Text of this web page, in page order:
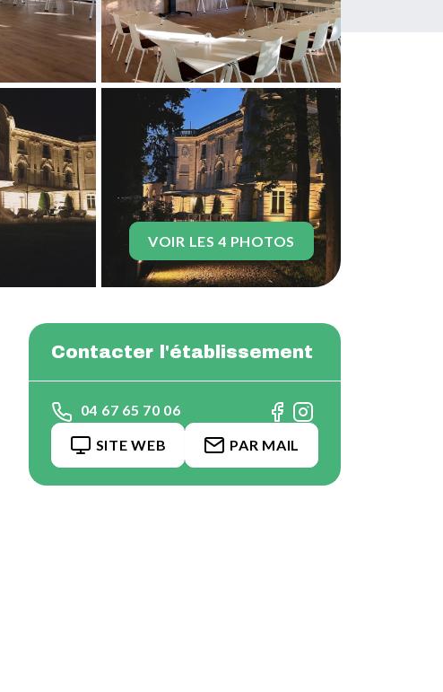
VOIR LES 4 PHOTOS
Contacter l'établissement
04 67 65 70 06
SITE WEB PAR MAIL